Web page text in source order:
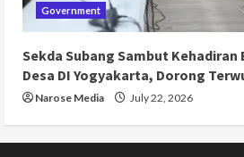
Government
Sekda Subang Sambut
Desa DI Yogyakarta, Dorong
Narose Media July 22, 2026